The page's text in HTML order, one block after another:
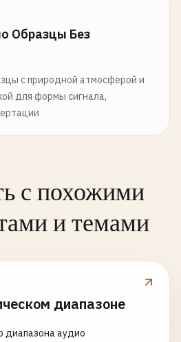
Образцы Без
с природной атмосферой и
для формы сигнала,
с похожими
и темами
диапазоне
диапазона аудио